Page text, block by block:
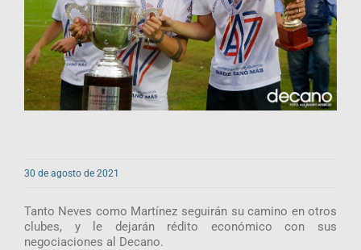
30 de agosto de 2021
Tanto Neves como Martínez seguirán su camino en otros
clubes, y le dejarán rédito económico con sus
negociaciones al Decano.